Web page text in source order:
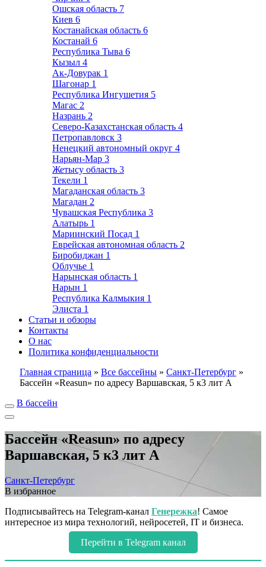
Ошская область 7
Киев 6
Костанайская область 6
Костанай 6
Республика Тыва 6
Кызыл 4
Ак-Довурак 1
Шагонар 1
Республика Ингушетия 5
Магас 2
Назрань 2
Северо-Казахстанская область 4
Петропавловск 3
Ненецкий автономный округ 4
Нарьян-Мар 3
Жетысу область 3
Текели 1
Магаданская область 3
Магадан 2
Чувашская Республика 3
Алатырь 1
Мариинский Посад 1
Еврейская автономная область 2
Биробиджан 1
Облучье 1
Нарынская область 1
Нарын 1
Республика Калмыкия 1
Элиста 1
Статьи и обзоры
Контакты
О нас
Политика конфиденциальности
Главная страница » Все бассейны » Санкт-Петербург »
Бассейн «Reasun» по адресу Варшавская, 5 к3 лит А
В бассейн
Бассейн «Reasun» по адресу
Варшавская, 5 к3 лит А
Санкт-Петербург
В избранное
Подписывайтесь на Telegram-канал Генережка! Самое
интересное из мира технологий, нейросетей, IT и бизнеса.
Перейти в Telegram канал